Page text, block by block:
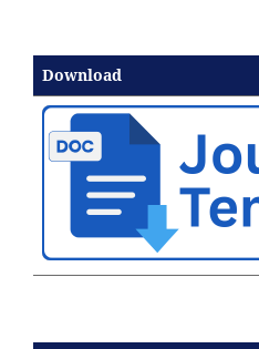
Download